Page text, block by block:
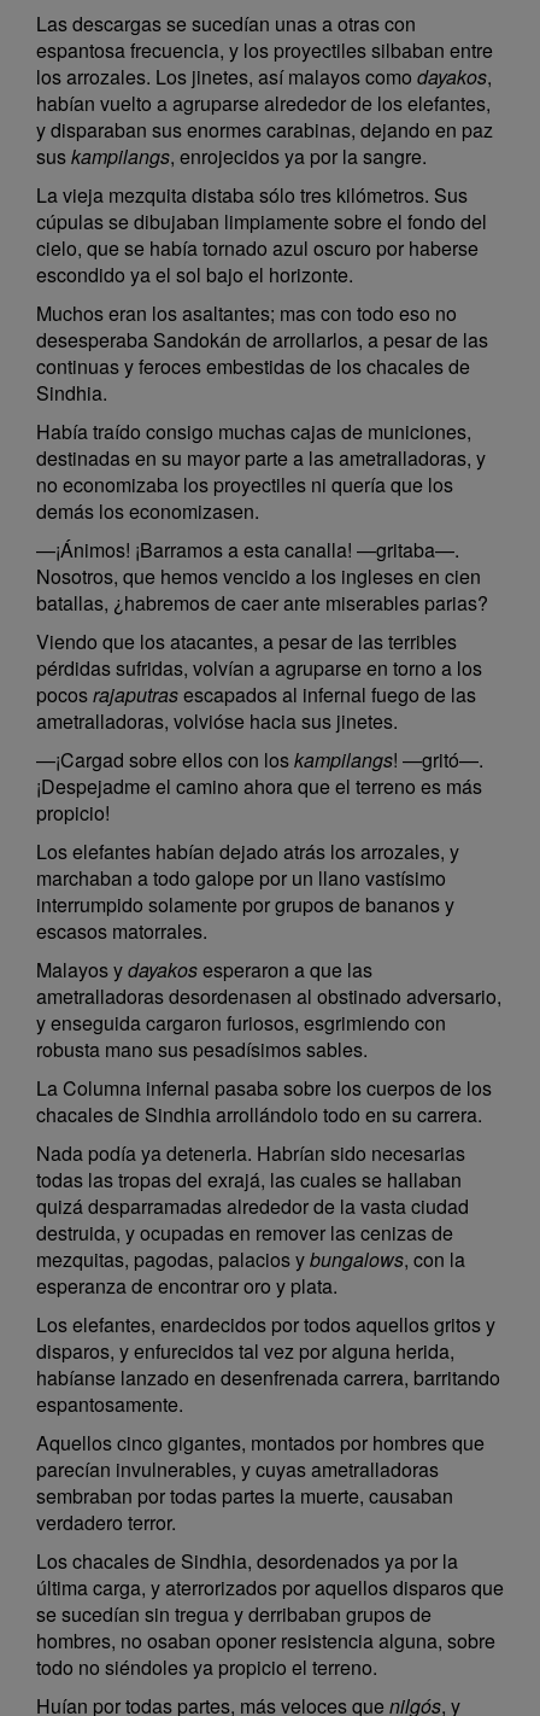
Las descargas se sucedían unas a otras con
espantosa frecuencia, y los proyectiles silbaban entre
los arrozales. Los jinetes, así malayos como dayakos,
habían vuelto a agruparse alrededor de los elefantes,
y disparaban sus enormes carabinas, dejando en paz
suskampilangs, enrojecidos ya por la sangre.
La vieja mezquita distaba sólo tres kilómetros. Sus
cúpulas se dibujaban limpiamente sobre el fondo del
cielo, que se había tornado azul oscuro por haberse
escondido ya el sol bajo el horizonte.
Muchos eran los asaltantes; mas con todo eso no
desesperaba Sandokán de arrollarlos, a pesar de las
continuas y feroces embestidas de los chacales de
Sindhia.
Había traído consigo muchas cajas de municiones,
destinadas en su mayor parte a las ametralladoras, y
no economizaba los proyectiles ni quería que los
demás los economizasen.
—¡Ánimos! ¡Barramos a esta canalla! —gritaba—.
Nosotros, que hemos vencido a los ingleses en cien
batallas, ¿habremos de caer ante miserables parias?
Viendo que los atacantes, a pesar de las terribles
pérdidas sufridas, volvían a agruparse en torno a los
pocosrajaputrasescapados al infernal fuego de las
ametralladoras, volvióse hacia sus jinetes.
—¡Cargad sobre ellos con loskampilangs! —gritó—.
¡Despejadme el camino ahora que el terreno es más
propicio!
Los elefantes habían dejado atrás los arrozales, y
marchaban a todo galope por un llano vastísimo
interrumpido solamente por grupos de bananos y
escasos matorrales.
Malayos ydayakosesperaron a que las
ametralladoras desordenasen al obstinado adversario,
y enseguida cargaron furiosos, esgrimiendo con
robusta mano sus pesadísimos sables.
La Columna infernal pasaba sobre los cuerpos de los
chacales de Sindhia arrollándolo todo en su carrera.
Nada podía ya detenerla. Habrían sido necesarias
todas las tropas del exrajá, las cuales se hallaban
quizá desparramadas alrededor de la vasta ciudad
destruida, y ocupadas en remover las cenizas de
mezquitas, pagodas, palacios ybungalows, con la
esperanza de encontrar oro y plata.
Los elefantes, enardecidos por todos aquellos gritos y
disparos, y enfurecidos tal vez por alguna herida,
habíanse lanzado en desenfrenada carrera, barritando
espantosamente.
Aquellos cinco gigantes, montados por hombres que
parecían invulnerables, y cuyas ametralladoras
sembraban por todas partes la muerte, causaban
verdadero terror.
Los chacales de Sindhia, desordenados ya por la
última carga, y aterrorizados por aquellos disparos que
se sucedían sin tregua y derribaban grupos de
hombres, no osaban oponer resistencia alguna, sobre
todo no siéndoles ya propicio el terreno.
Huían por todas partes, más veloces que nilgós, y